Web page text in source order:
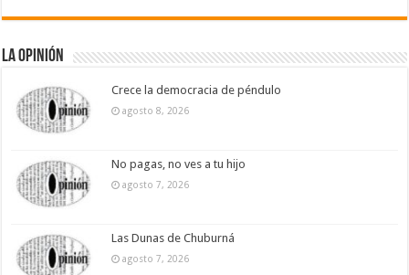
La Opinión
Crece la democracia de péndulo
agosto 8, 2026
No pagas, no ves a tu hijo
agosto 7, 2026
Las Dunas de Chuburná
agosto 7, 2026